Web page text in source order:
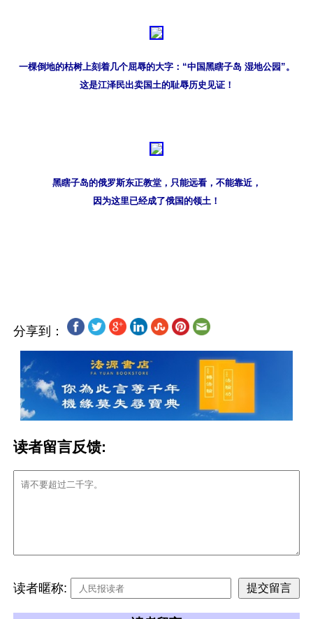
一棵倒地的枯树上刻着几个屈辱的大字：“中国黑瞎子岛 湿地公园”。
这是江泽民出卖国土的耻辱历史见证！
黑瞎子岛的俄罗斯东正教堂，只能远看，不能靠近，
因为这里已经成了俄国的领土！
分享到：
读者留言反馈:
读者暱称: